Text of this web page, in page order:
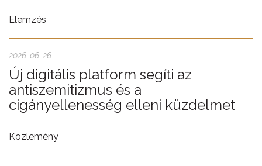
Elemzés
2026-06-26
Új digitális platform segíti az
antiszemitizmus és a
cigányellenesség elleni küzdelmet
Közlemény